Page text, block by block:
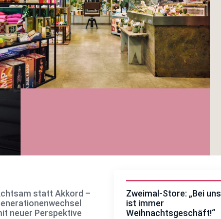
statt Akkord –
neuer Perspektive
Zweimal-Store: „Bei uns
ist immer
Weihnachtsgeschäft!“